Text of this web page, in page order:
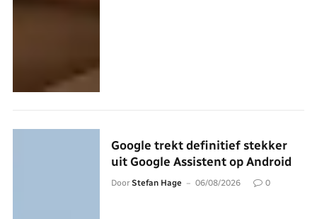
Google trekt definitief stekker
uit Google Assistent op Android
Door Stefan Hage 06/08/2026 0